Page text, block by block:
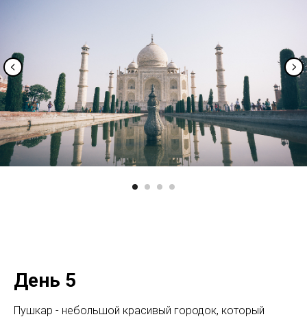
День 5
Пушкар - небольшой красивый городок, который